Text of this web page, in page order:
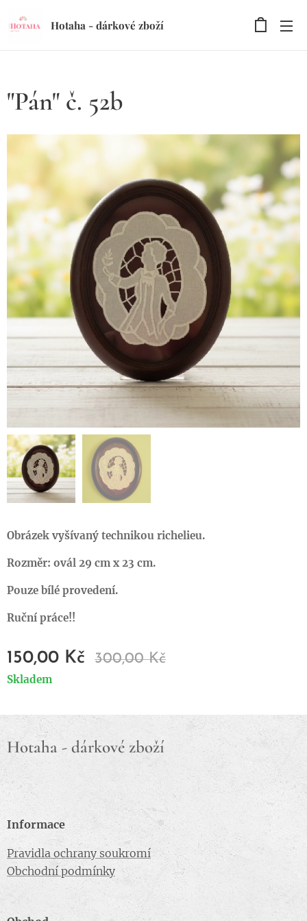
Hotaha - dárkové zboží
"Pán" č. 52b
Obrázek vyšívaný technikou richelieu.
Rozměr: ovál 29 cm x 23 cm.
Pouze bílé provedení.
Ruční práce!!
150,00 Kč 300,00Kč
Skladem
Hotaha - dárkové zboží
Informace
Pravidla ochrany soukromí
Obchodní podmínky